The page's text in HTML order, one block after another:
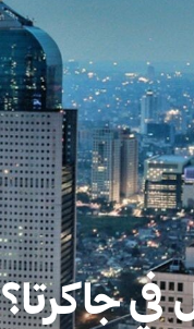
جاكرتا؟